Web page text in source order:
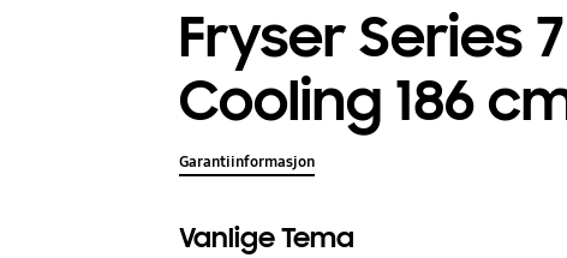
Fryser Series
Cooling 186
Garantiinformasjon
Vanlige Tema